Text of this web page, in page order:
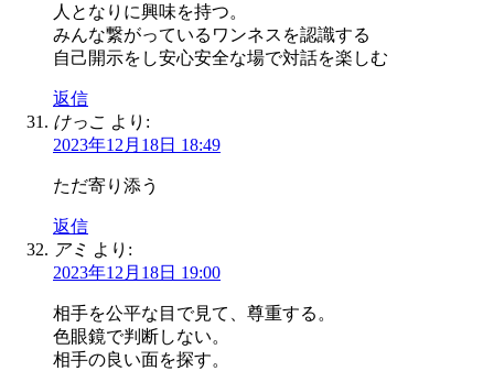
人となりに興味を持つ。
みんな繋がっているワンネスを認識する
自己開示をし安心安全な場で対話を楽しむ
返信
けっこ より:
2023年12月18日 18:49
ただ寄り添う
返信
アミ より:
2023年12月18日 19:00
相手を公平な目で見て、尊重する。
色眼鏡で判断しない。
相手の良い面を探す。